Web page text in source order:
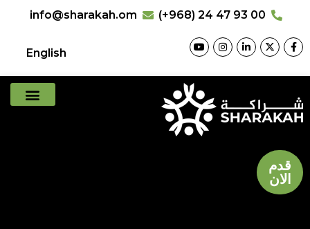
(+968) 24 47 93 00
info@sharakah.om
English
قدم
الان